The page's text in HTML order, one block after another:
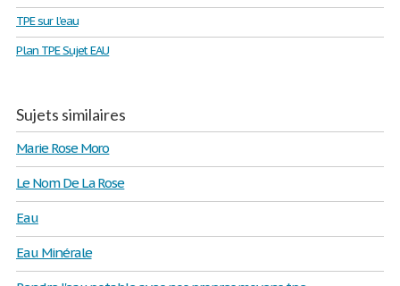
TPE sur l'eau
Plan TPE Sujet EAU
Sujets similaires
Marie Rose Moro
Le Nom De La Rose
Eau
Eau Minérale